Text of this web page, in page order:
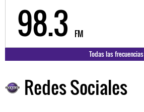
98.3 FM
Todas las frecuencias
Redes Sociales